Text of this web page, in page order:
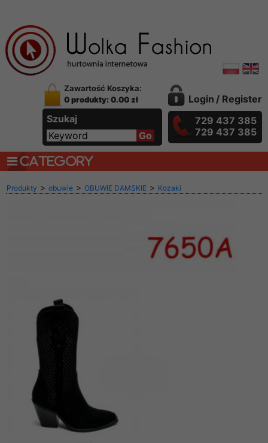
Zawartość Koszyka:
0 produkty: 0.00 zł
Szukaj
Login / Register
729 437 385
729 437 385
CATEGORY
Produkty > obuwie > OBUWIE DAMSKIE > Kozaki